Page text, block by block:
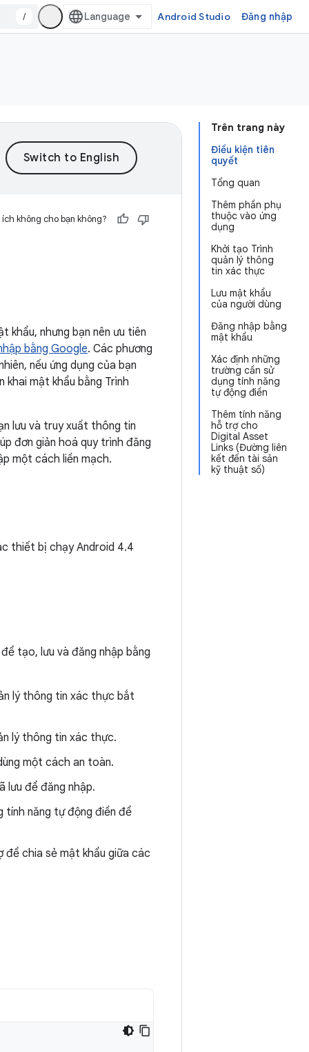
/ Android Studio Đăng nhập
Trên trang này
Điều kiện tiên
quyết
Tổng quan
Thêm phần phụ
thuộc vào ứng
dụng
Khởi tạo Trình
quản lý thông
tin xác thực
Lưu mật khẩu
của người dùng
Đăng nhập bằng
mật khẩu
Xác định những
trường cần sử
dụng tính năng
tự động điền
Thêm tính năng
hỗ trợ cho
Digital Asset
Links (Đường liên
kết đến tài sản
kỹ thuật số)
không cho bạn không?
khẩu, nhưng bạn nên ưu tiên
bằng Google. Các phương
nếu ứng dụng của bạn
mật khẩu bằng Trình
lưu và truy xuất thông tin
đơn giản hoá quy trình đăng
một cách liền mạch.
thiết bị chạy Android 4.4
tạo, lưu và đăng nhập bằng
lý thông tin xác thực bắt
lý thông tin xác thực.
một cách an toàn.
lưu để đăng nhập.
tính năng tự động điền để
để chia sẻ mật khẩu giữa các